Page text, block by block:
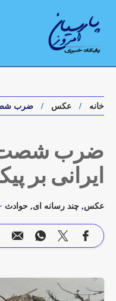
خانه عکس ضرب شصت
ضرب شصت
ایرانی بر
عکس, چند رسانه ای, حوادث